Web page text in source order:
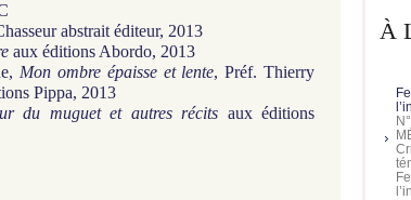
abstrait éditeur, 2013
aux éditions Abordo, 2013
Mon ombre épaisse et lente, Préf. Thierry
Pippa, 2013
du muguet et autres récits aux éditions
À